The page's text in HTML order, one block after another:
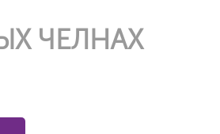
ЧЕЛНАХ